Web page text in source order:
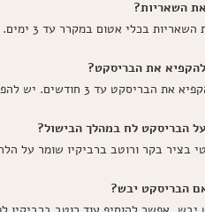
השאריות?
אטום במקרר עד 3 ימים. ניתן לחמם מחדש בתנור או במיקרוגל.
את הבריסקט?
3 חודשים. יש להפשיר במקרר לפני החימום מחדש.
הבריסקט לח במהלך הבישול?
בציר בקר ורוטב ברביקיו שומר על
הבריסקט יבש?